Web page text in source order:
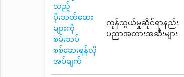
သည့်
ပိုးသတ်ဆေး
များကို
စမ်းသပ်
စစ်ဆေးရန်လို
အပ်ချက်
ကုန်သွယ်မှုဆိုင်ရာနည်း
ပညာအတားအဆီးများ